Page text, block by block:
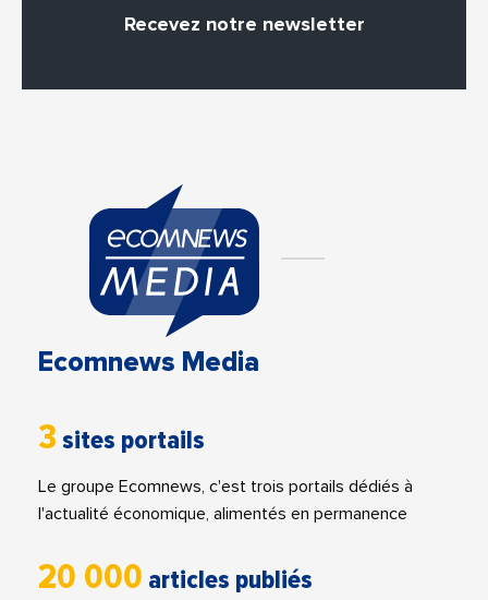
Recevez notre newsletter
Ecomnews Media
3 sites portails
Le groupe Ecomnews, c'est trois portails dédiés à
l'actualité économique, alimentés en permanence
20 000 articles publiés